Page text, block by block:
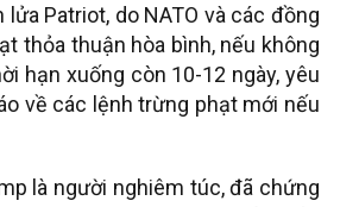
Patriot, do NATO và các đồng
thỏa thuận hòa bình, nếu không
hạn xuống còn 10-12 ngày, yêu
về các lệnh trừng phạt mới nếu
là người nghiêm túc, đã chứng